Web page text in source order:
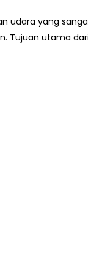
udara yang
Tujuan utama